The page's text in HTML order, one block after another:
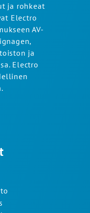
ja rohkeat
Electro
AV-
ja
Electro